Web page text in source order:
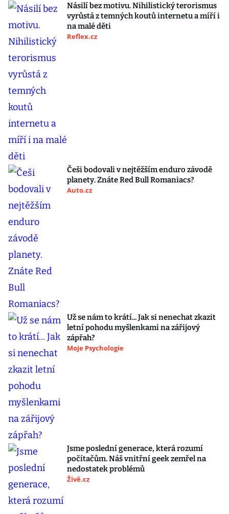
Násilí bez motivu. Nihilistický terorismus
vyrůstá z temných koutů internetu a míří i
na malé děti
Reflex.cz
Češi bodovali v nejtěžším enduro závodě
planety. Znáte Red Bull Romaniacs?
Auto.cz
Už se nám to krátí... Jak si nenechat zkazit
letní pohodu myšlenkami na zářijový
zápřah?
Moje Psychologie
Jsme poslední generace, která rozumí
počítačům. Náš vnitřní geek zemřel na
nedostatek problémů
Živě.cz